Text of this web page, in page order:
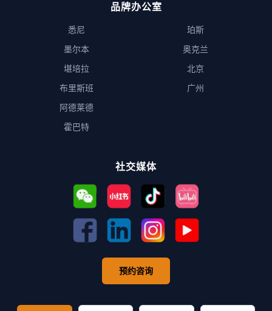
品牌办公室
悉尼
墨尔本
堪培拉
布里斯班
阿德莱德
霍巴特
珀斯
奥克兰
北京
广州
社交媒体
预约咨询